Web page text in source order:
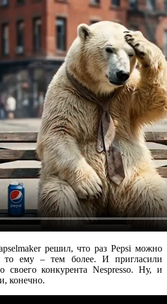
решил, что раз Pepsi можно
то ему – тем более. И пригласили
конкурента Nespresso. Ну, и
конечно.